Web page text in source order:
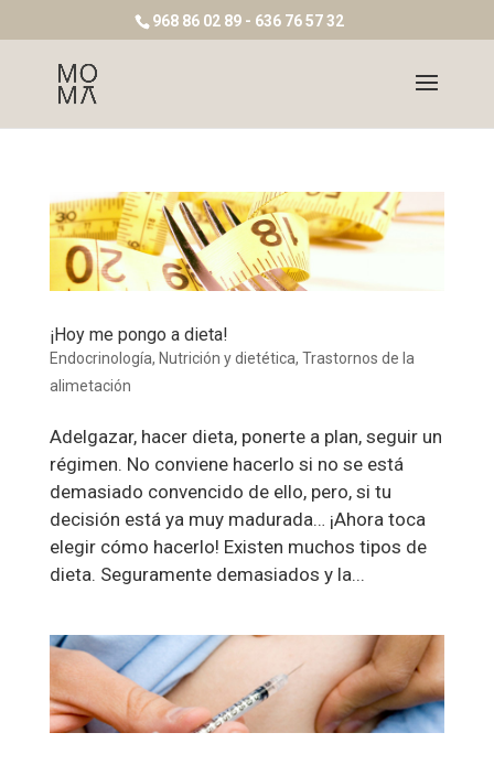
968 86 02 89 - 636 76 57 32
¡Hoy me pongo a dieta!
Endocrinología, Nutrición y dietética, Trastornos de la
alimetación
Adelgazar, hacer dieta, ponerte a plan, seguir un
régimen. No conviene hacerlo si no se está
demasiado convencido de ello, pero, si tu
decisión está ya muy madurada… ¡Ahora toca
elegir cómo hacerlo! Existen muchos tipos de
dieta. Seguramente demasiados y la...